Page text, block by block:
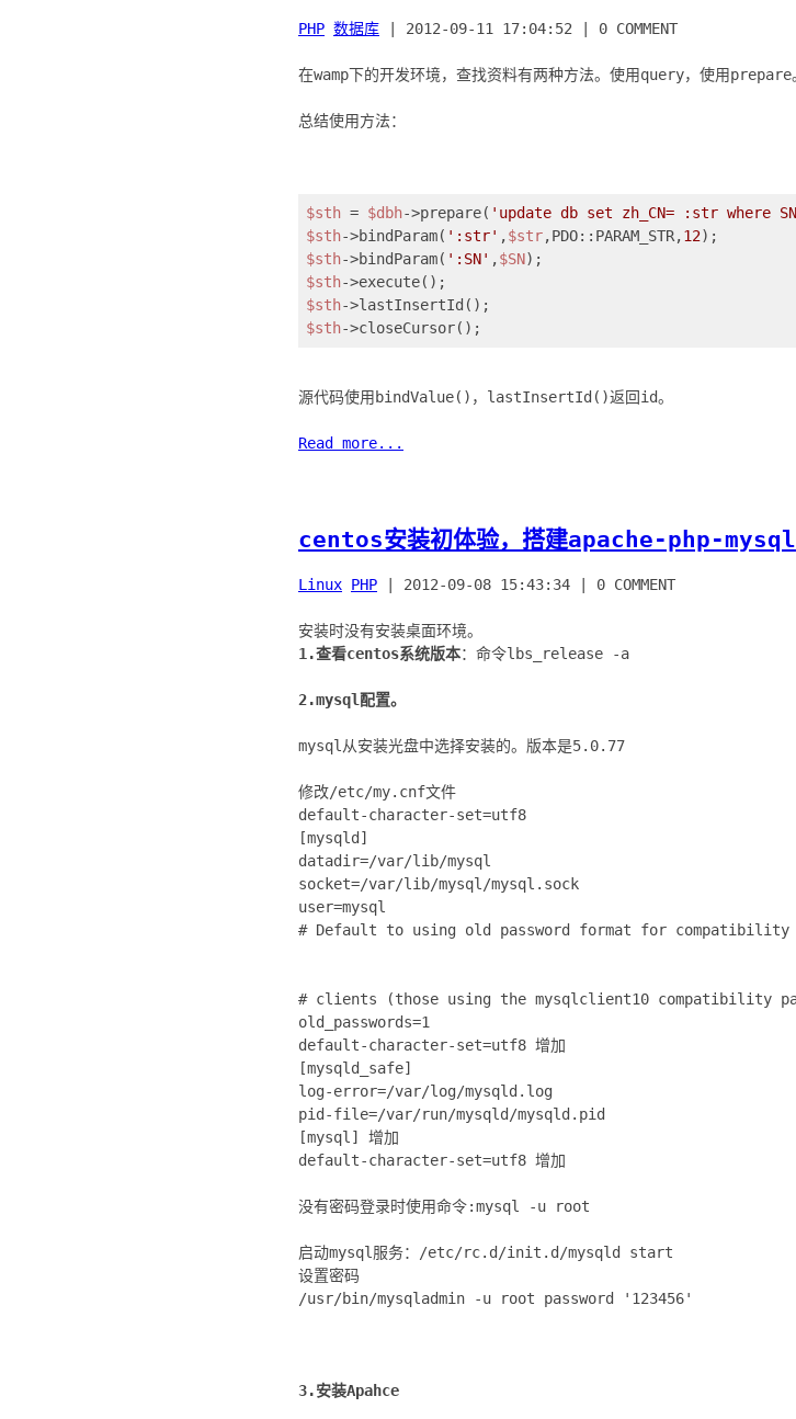
PHP 数据库 2012-09-11 17:04:52 0 COMMENT
在wamp下的开发环境，查找资料有两种方法。使用query，使用prepare
总结使用方法：
$sth = $dbh->prepare( 'update db set zh_CN= :str where
$sth->bindParam( ':str' ,$str,PDO::PARAM_STR,12
$sth->bindParam( ':SN' ,$SN
$sth
$sth
$sth
源代码使用bindValue()，lastInsertId()返回id。
Read more...
centos安装初体验，搭建apache-php-mysql
Linux PHP | 2012-09-08 15:43:34 | 0 COMMENT
1.查看centos系统版本：命令lbs_release -a
2.mysql配置。
mysql从安装光盘中选择安装的。版本是5.0.77
修改/etc/my.cnf文件
default-character-set=utf8
[mysqld]
datadir=/var/lib/mysql
socket=/var/lib/mysql/mysql.sock
user=mysql
# Default to using old password format for compatibility
# clients (those using the mysqlclient10 compatibility
old_passwords=1
default-character-set=utf8 增加
[mysqld_safe]
log-error=/var/log/mysqld.log
pid-file=/var/run/mysqld/mysqld.pid
[mysql] 增加
default-character-set=utf8 增加
没有密码登录时使用命令:mysql -u root
启动mysql服务：/etc/rc.d/init.d/mysqld start
设置密码
/usr/bin/mysqladmin -u root password '123456'
3.安装Apahce